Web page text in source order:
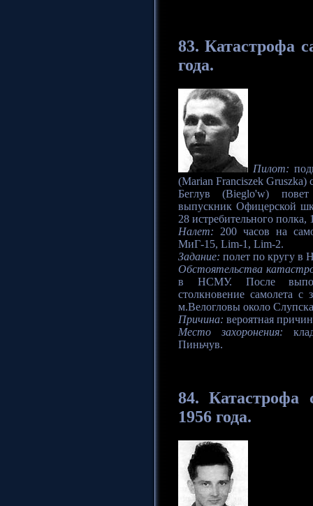
83. Катастрофа
года.
Пилот:
(Marian Franciszek
Беглув (Bieglo'w)
выпускник Офицерской
28 истребительного
Налет: 200 часов на
МиГ-15, Lim-1, Lim-2.
Задание: полет по кругу
Обстоятельства
в НСМУ. После
столкновение самолета с
м.Велогловы около
Причина: вероятная
Место захоронения:
Пиньчув.
84. Катастрофа
1956 года.